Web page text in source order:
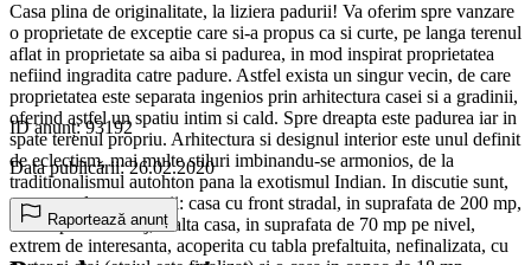
Casa plina de originalitate, la liziera padurii! Va oferim spre vanzare
o proprietate de exceptie care si-a propus ca si curte, pe langa terenul
aflat in proprietate sa aiba si padurea, in mod inspirat proprietatea
nefiind ingradita catre padure. Astfel exista un singur vecin, de care
proprietatea este separata ingenios prin arhitectura casei si a gradinii,
oferind astfel un spatiu intim si cald. Spre dreapta este padurea iar in
spate terenul propriu. Arhitectura si designul interior este unul definit
de eclectism, mai multe stiluri imbinandu-se armonios, de la
traditionalismul autohton pana la exotismul Indian. In discutie sunt,
urmatoarele constructii: casa cu front stradal, in suprafata de 200 mp,
avand parter si etaj, o alta casa, in suprafata de 70 mp pe nivel,
extrem de interesanta, acoperita cu tabla prefaltuita, nefinalizata, cu
ID anunț: 93192
Data publicării: 26.02.2020
Raportează anunț